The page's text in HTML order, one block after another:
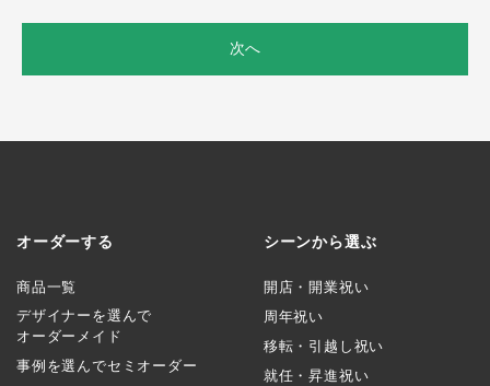
次へ
オーダーする
商品一覧
デザイナーを選んで
オーダーメイド
事例を選んでセミオーダー
シーンから選ぶ
開店・開業祝い
周年祝い
移転・引越し祝い
就任・昇進祝い